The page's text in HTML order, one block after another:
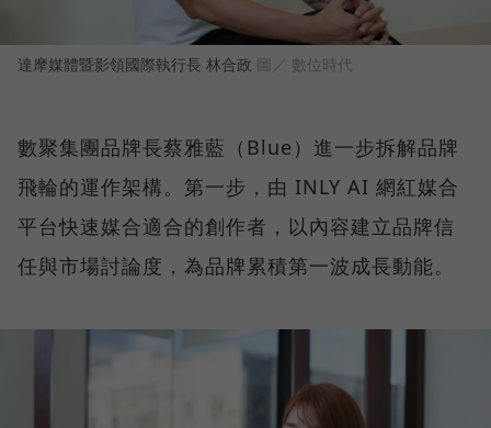
達摩媒體暨影領國際執行長 林合政 圖／ 數位時代
數聚集團品牌長蔡雅藍（Blue）進一步拆解品牌
飛輪的運作架構。第一步，由 INLY AI 網紅媒合
平台快速媒合適合的創作者，以內容建立品牌信
任與市場討論度，為品牌累積第一波成長動能。